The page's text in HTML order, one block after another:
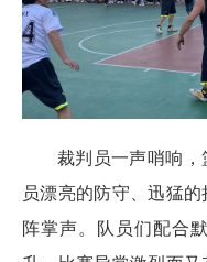
裁判员一声哨响
员漂亮的防守、迅猛
阵掌声。队员们配合